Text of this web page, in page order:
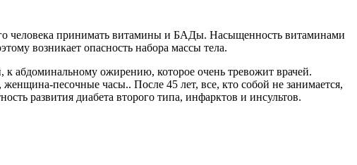
человека принимать витамины и БАДы. Насыщенность витаминами
возникает опасность набора массы тела.
абдоминальному ожирению, которое очень тревожит врачей.
песочные часы.. После 45 лет, все, кто собой не занимается,
развития диабета второго типа, инфарктов и инсультов.